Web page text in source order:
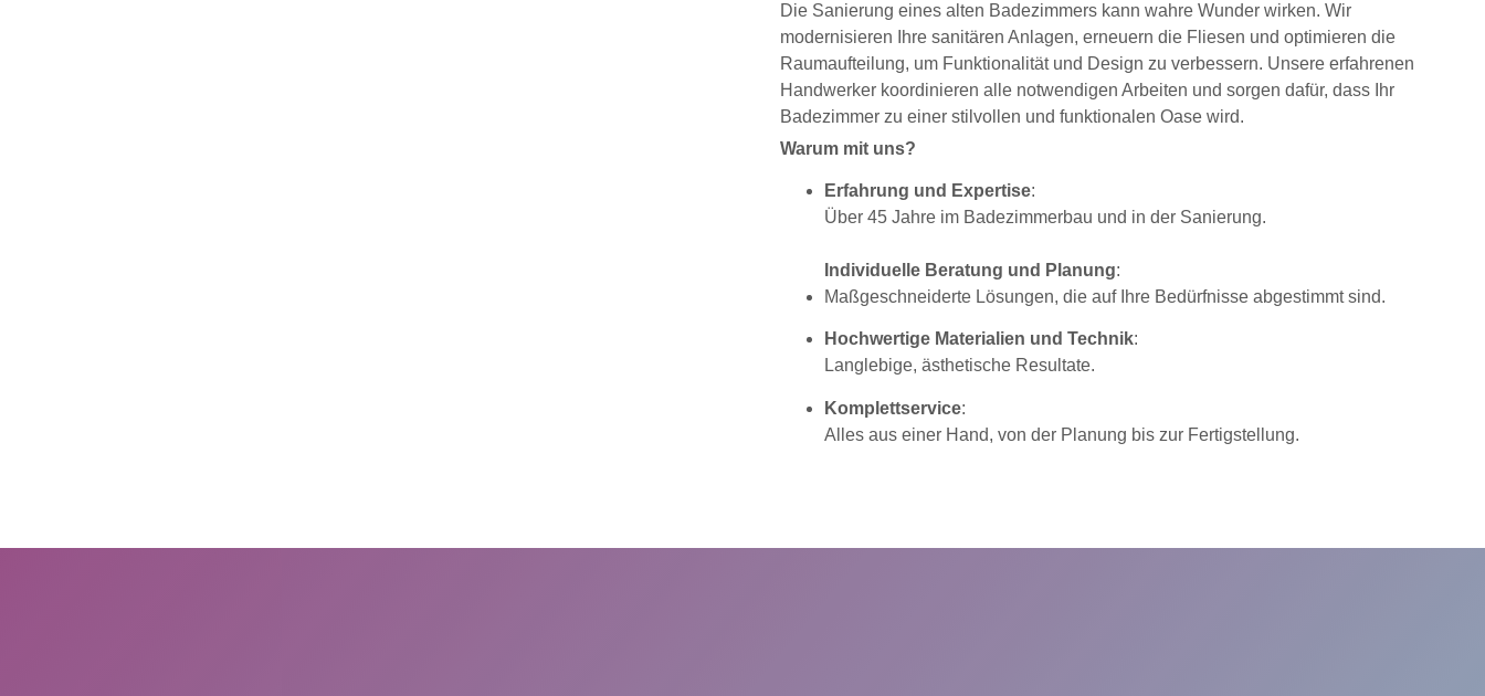
Die Sanierung eines alten Badezimmers kann wahre Wunder wirken. Wir
modernisieren Ihre sanitären Anlagen, erneuern die Fliesen und optimieren die
Raumaufteilung, um Funktionalität und Design zu verbessern. Unsere erfahrenen
Handwerker koordinieren alle notwendigen Arbeiten und sorgen dafür, dass Ihr
Badezimmer zu einer stilvollen und funktionalen Oase wird.
Warum mit uns?
Erfahrung und Expertise:
Über 45 Jahre im Badezimmerbau und in der Sanierung.
Individuelle Beratung und Planung:
Maßgeschneiderte Lösungen, die auf Ihre Bedürfnisse abgestimmt sind.
Hochwertige Materialien und Technik:
Langlebige, ästhetische Resultate.
Komplettservice:
Alles aus einer Hand, von der Planung bis zur Fertigstellung.